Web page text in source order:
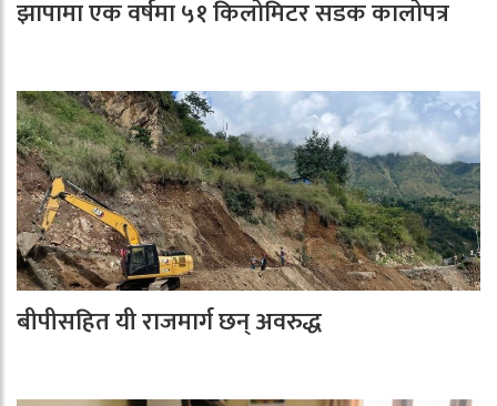
झापामा एक वर्षमा ५१ किलोमिटर सडक कालोपत्र
बीपीसहित यी राजमार्ग छन् अवरुद्ध